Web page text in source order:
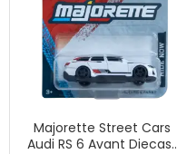
Majorette Street Cars
Audi RS 6 Avant Diecast